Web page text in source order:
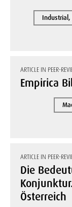
ARTICLE IN PEER-
Empirica
ARTICLE IN PEER-
Die
Österreich